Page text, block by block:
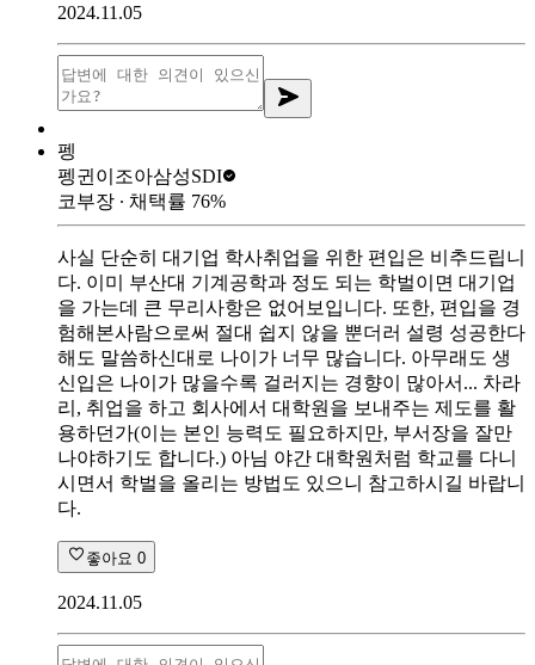
2024.11.05
펭
펭귄이조아삼성SDI
코부장 ∙ 채택률 76%
사실 단순히 대기업 학사취업을 위한 편입은 비추드립니
다. 이미 부산대 기계공학과 정도 되는 학벌이면 대기업
을 가는데 큰 무리사항은 없어보입니다. 또한, 편입을 경
험해본사람으로써 절대 쉽지 않을 뿐더러 설령 성공한다
해도 말씀하신대로 나이가 너무 많습니다. 아무래도 생
신입은 나이가 많을수록 걸러지는 경향이 많아서... 차라
리, 취업을 하고 회사에서 대학원을 보내주는 제도를 활
용하던가(이는 본인 능력도 필요하지만, 부서장을 잘만
나야하기도 합니다.) 아님 야간 대학원처럼 학교를 다니
시면서 학벌을 올리는 방법도 있으니 참고하시길 바랍니
다.
좋아요 0
2024.11.05